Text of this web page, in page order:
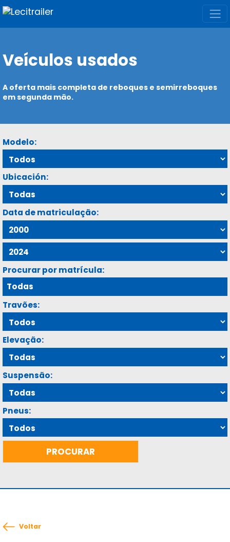
Veículos usados
A oferta mais completa de reboques e semirreboques
em segunda mão.
Modelo:
Ubicación:
Data de matriculação:
Procurar por matrícula:
Travões:
Elevação:
Suspensão:
Pneus:
Voltar